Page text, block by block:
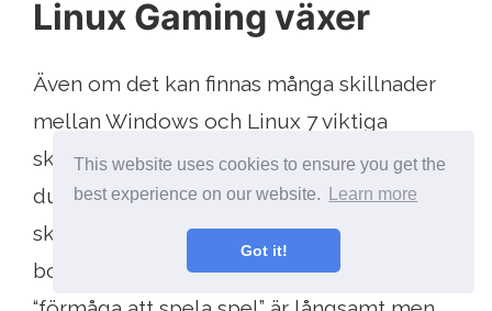
This website uses cookies to ensure you get the
best experience on our website.
Learn more
Got it!
Linux Gaming växer
Även om det kan finnas många skillnader
mellan Windows och Linux 7 viktiga
skillnader mellan Windows och Linux bör
du veta om innan du byter 7 viktiga
skillnader mellan Windows och Linux du
borde veta om innan du byter Läs mer ,